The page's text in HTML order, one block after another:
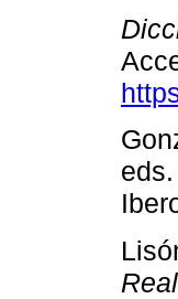
eds.